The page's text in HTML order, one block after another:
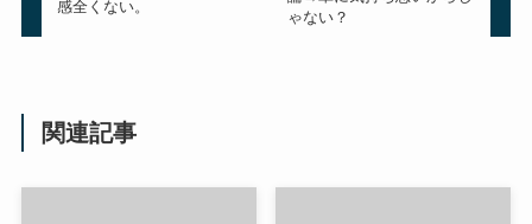
感全くない。
ゃない？
関連記事